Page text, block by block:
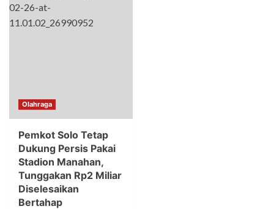
Olahraga
Pemkot Solo Tetap
Dukung Persis Pakai
Stadion Manahan,
Tunggakan Rp2 Miliar
Diselesaikan
Bertahap